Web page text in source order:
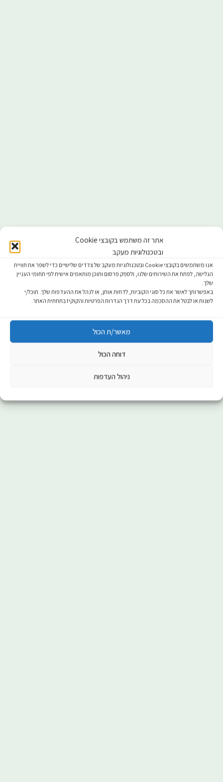
אתר זה משתמש בקובצי Cookie
ובטכנולוגיות מעקב
אנו משתמשים בקובצי Cookie ובטכנולוגיות מעקב של צדדים שלישיים כדי לשפר את חוויית
הגלישה, לפתח את השירותים שלנו, ולספק פרסום ותוכן מותאמים אישית לפי תחומי העניין
שלך.
באפשרותך לאשר את כל סוגי הקוביות, לדחות אותן, או לנהל את ההעדפות שלך. תוכל/י
לשנות או לבטל את ההסכמה בכל עת דרך הגדרות הפרטיות והקוקיז בתחתית האתר.
מאשר/ת הכול
דוחה הכול
ניהול העדפות